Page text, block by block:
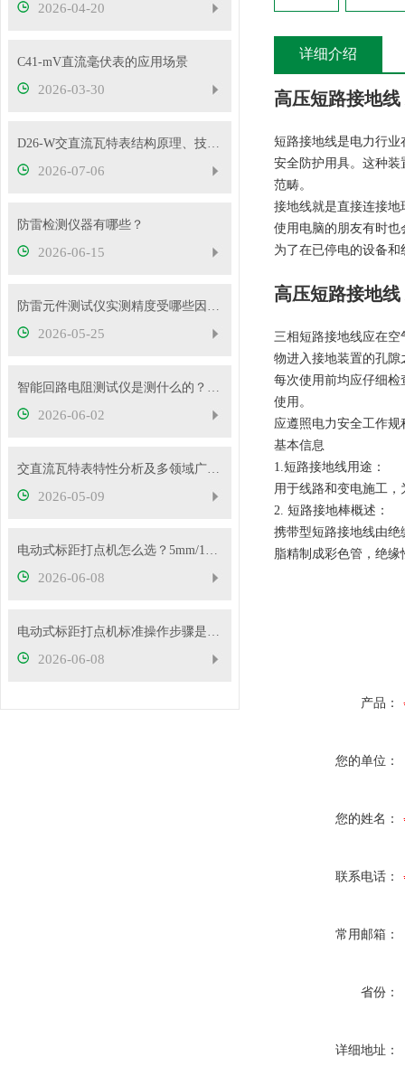
2026-04-20
C41-mV直流毫伏表的应用场景
2026-03-30
D26-W交直流瓦特表结构原理、技术特性及工程应用解析
2026-07-06
防雷检测仪器有哪些？
2026-06-15
防雷元件测试仪实测精度受哪些因素影响？如何判断仪器好坏？
2026-05-25
智能回路电阻测试仪是测什么的？主要用途有哪些？
2026-06-02
交直流瓦特表特性分析及多领域广泛应用
2026-05-09
电动式标距打点机怎么选？5mm/10mm 标距怎么挑？
2026-06-08
电动式标距打点机标准操作步骤是什么？5mm/10mm 标距怎么切换？
2026-06-08
详细介绍
高压短路接地
短路接地线是电力行
安全防护用具。这种装
范畴。
接地线就是直接连接
使用电脑的朋友有时
为了在已停电的设备
高压短路接地
三相短路接地线应在
物进入接地装置的孔
每次使用前均应仔细
使用。
应遵照电力安全工作
基本信息
1.短路接地线用途：
用于线路和变电施工
2. 短路接地棒概述：
携带型短路接地线由
脂精制成彩色管，绝
产品：
您的单位：
您的姓名：
联系电话：
常用邮箱：
省份：
详细地址：